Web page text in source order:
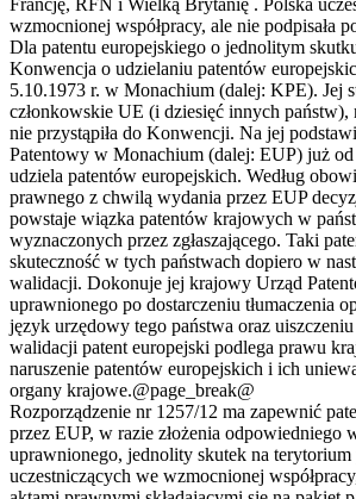
Francję, RFN i Wielką Brytanię . Polska
wzmocnionej współpracy, ale nie podpisała
Dla patentu europejskiego o jednolitym
Konwencja o udzielaniu patentów
5.10.1973 r. w Monachium (dalej: KPE). Jej
członkowskie UE (i dziesięć innych państw),
nie przystąpiła do Konwencji. Na jej
Patentowy w Monachium (dalej: EUP) już
udziela patentów europejskich. Według
prawnego z chwilą wydania przez EUP
powstaje wiązka patentów krajowych w
wyznaczonych przez zgłaszającego. Taki
skuteczność w tych państwach dopiero w
walidacji. Dokonuje jej krajowy Urząd
uprawnionego po dostarczeniu tłumaczenia
język urzędowy tego państwa oraz
walidacji patent europejski podlega prawu
naruszenie patentów europejskich i ich
organy krajowe.@page_break@
Rozporządzenie nr 1257/12 ma zapewnić
przez EUP, w razie złożenia odpowiedniego
uprawnionego, jednolity skutek na terytorium
uczestniczących we wzmocnionej